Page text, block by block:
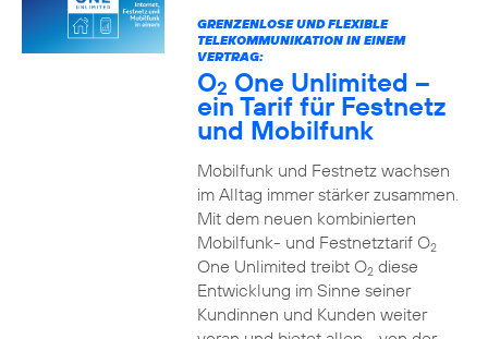
GRENZENLOSE UND FLEXIBLE
TELEKOMMUNIKATION IN EINEM
VERTRAG:
O2 One Unlimited –
ein Tarif für Festnetz
und Mobilfunk
Mobilfunk und Festnetz wachsen
im Alltag immer stärker zusammen.
Mit dem neuen kombinierten
Mobilfunk- und Festnetztarif O2
One Unlimited treibt O2diese
Entwicklung im Sinne seiner
Kundinnen und Kunden weiter